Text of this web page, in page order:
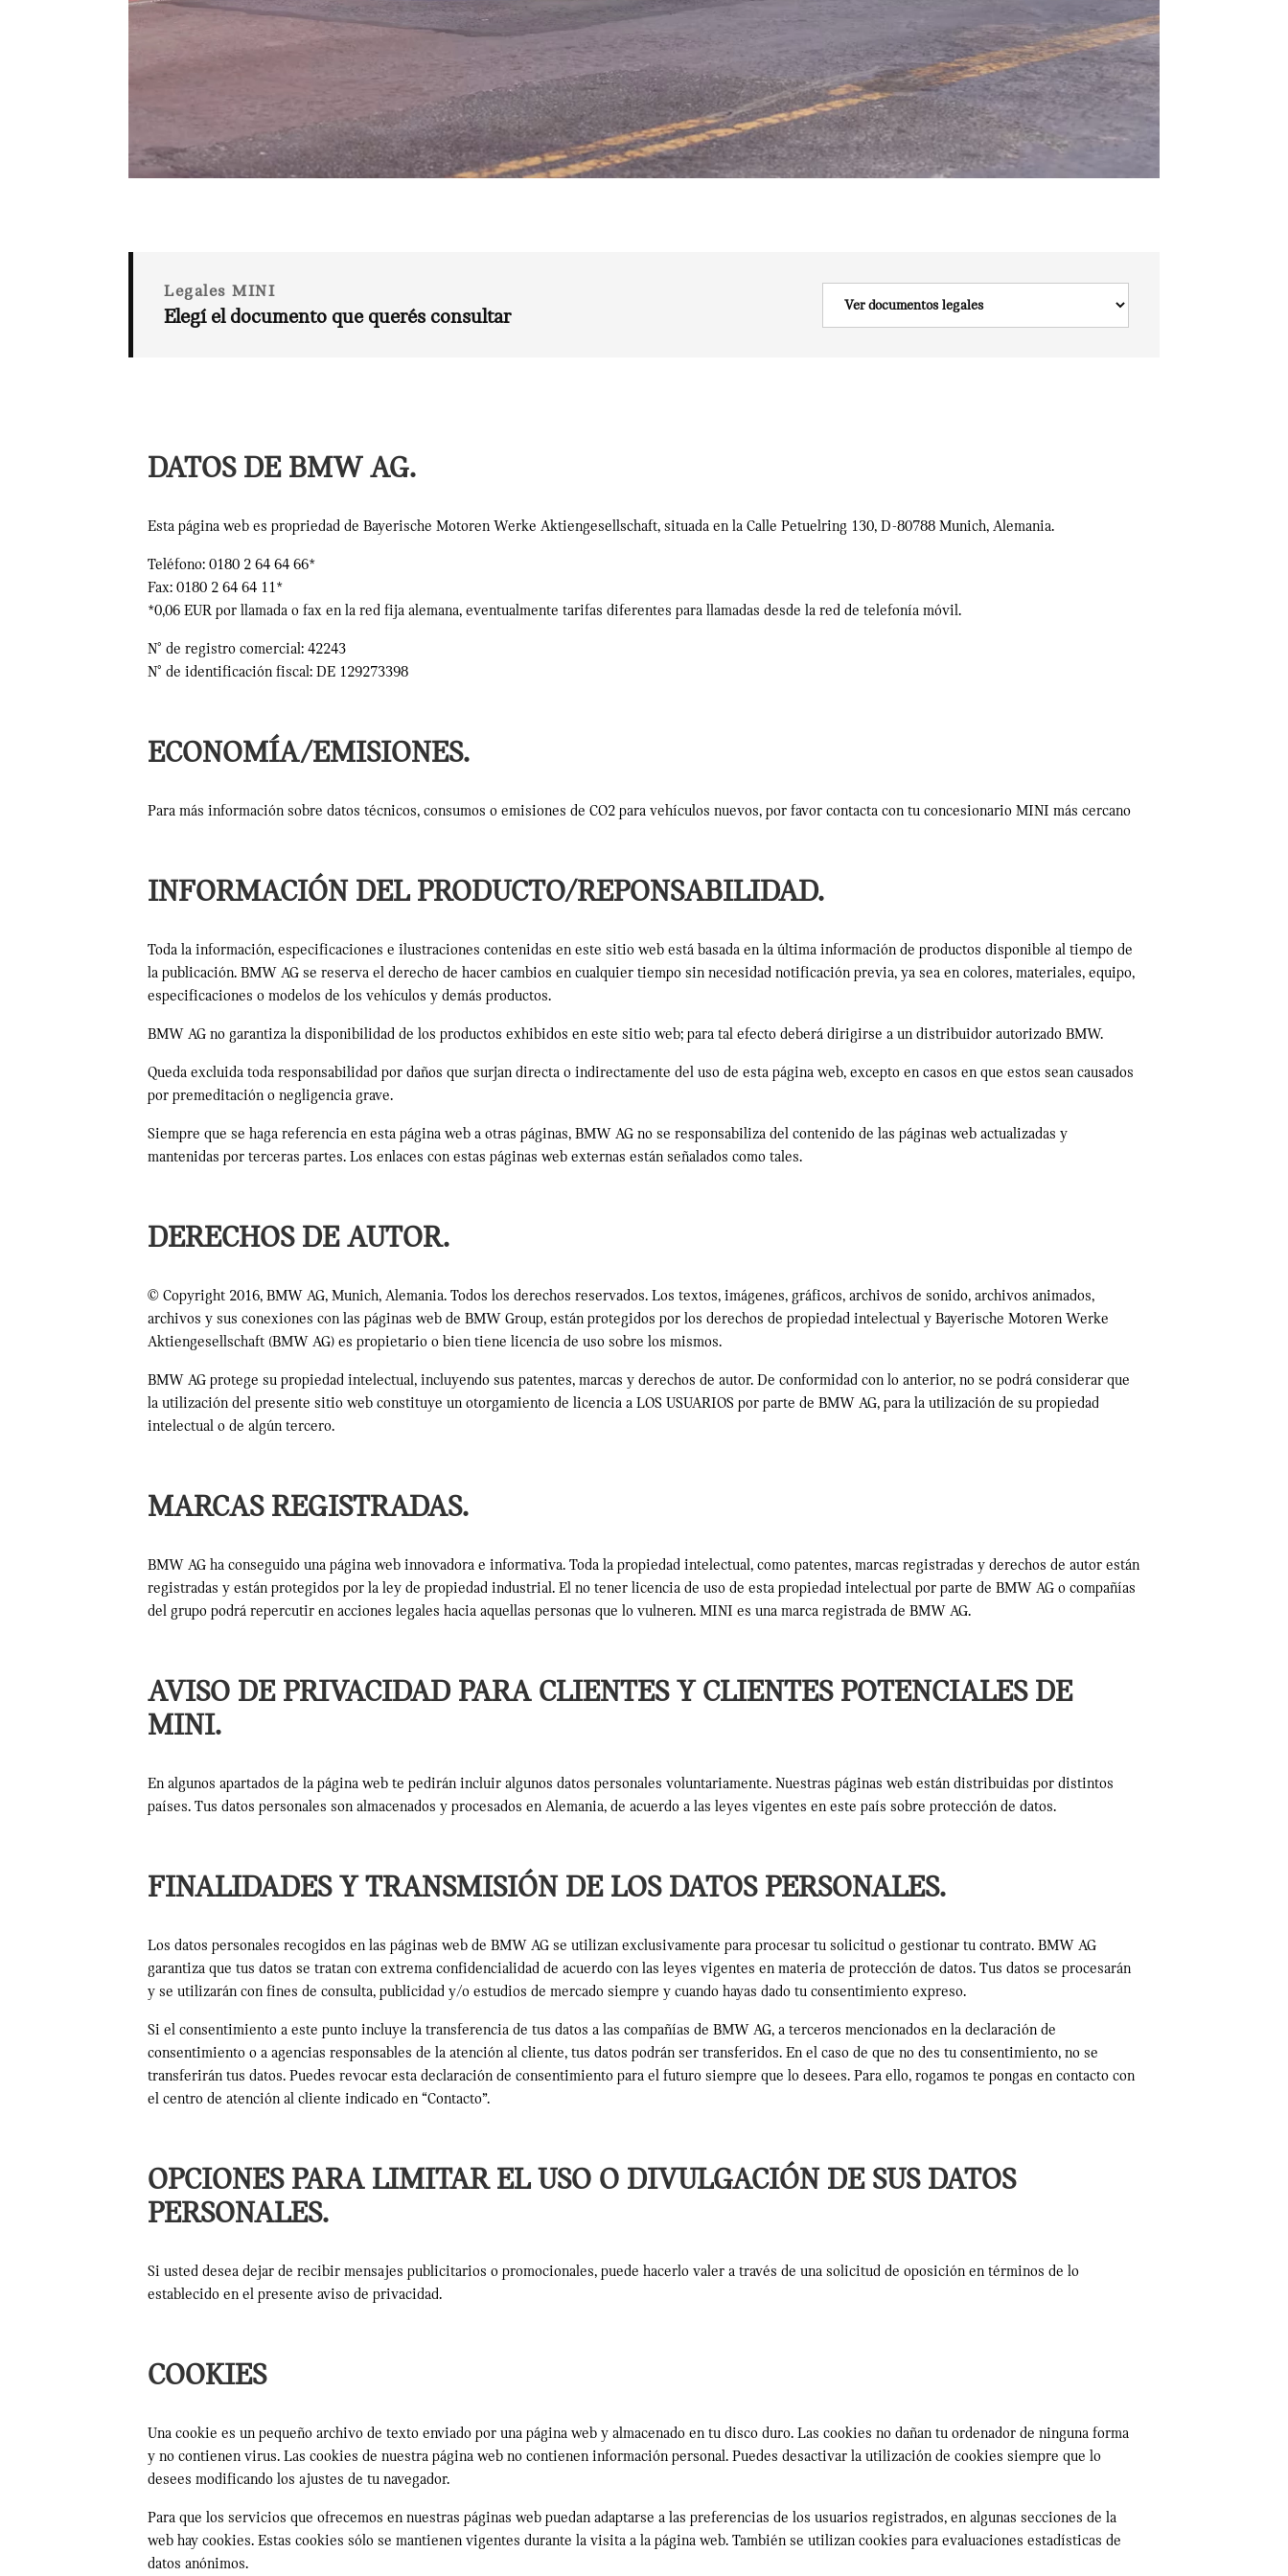
Legales MINI
Elegí el documento que querés consultar
DATOS DE BMW AG.
Esta página web es propriedad de Bayerische Motoren Werke Aktiengesellschaft, situada en la Calle Petuelring 130, D-80788 Munich, Alemania.
Teléfono: 0180 2 64 64 66*
Fax: 0180 2 64 64 11*
*0,06 EUR por llamada o fax en la red fija alemana, eventualmente tarifas diferentes para llamadas desde la red de telefonía móvil.
N° de registro comercial: 42243
N° de identificación fiscal: DE 129273398
ECONOMÍA/EMISIONES.
Para más información sobre datos técnicos, consumos o emisiones de CO2 para vehículos nuevos, por favor contacta con tu concesionario MINI más cercano
INFORMACIÓN DEL PRODUCTO/REPONSABILIDAD.
Toda la información, especificaciones e ilustraciones contenidas en este sitio web está basada en la última información de productos disponible al tiempo de
la publicación. BMW AG se reserva el derecho de hacer cambios en cualquier tiempo sin necesidad notificación previa, ya sea en colores, materiales, equipo,
especificaciones o modelos de los vehículos y demás productos.
BMW AG no garantiza la disponibilidad de los productos exhibidos en este sitio web; para tal efecto deberá dirigirse a un distribuidor autorizado BMW.
Queda excluida toda responsabilidad por daños que surjan directa o indirectamente del uso de esta página web, excepto en casos en que estos sean causados
por premeditación o negligencia grave.
Siempre que se haga referencia en esta página web a otras páginas, BMW AG no se responsabiliza del contenido de las páginas web actualizadas y
mantenidas por terceras partes. Los enlaces con estas páginas web externas están señalados como tales.
DERECHOS DE AUTOR.
© Copyright 2016, BMW AG, Munich, Alemania. Todos los derechos reservados. Los textos, imágenes, gráficos, archivos de sonido, archivos animados,
archivos y sus conexiones con las páginas web de BMW Group, están protegidos por los derechos de propiedad intelectual y Bayerische Motoren Werke
Aktiengesellschaft (BMW AG) es propietario o bien tiene licencia de uso sobre los mismos.
BMW AG protege su propiedad intelectual, incluyendo sus patentes, marcas y derechos de autor. De conformidad con lo anterior, no se podrá considerar que
la utilización del presente sitio web constituye un otorgamiento de licencia a LOS USUARIOS por parte de BMW AG, para la utilización de su propiedad
intelectual o de algún tercero.
MARCAS REGISTRADAS.
BMW AG ha conseguido una página web innovadora e informativa. Toda la propiedad intelectual, como patentes, marcas registradas y derechos de autor están
registradas y están protegidos por la ley de propiedad industrial. El no tener licencia de uso de esta propiedad intelectual por parte de BMW AG o compañías
del grupo podrá repercutir en acciones legales hacia aquellas personas que lo vulneren. MINI es una marca registrada de BMW AG.
AVISO DE PRIVACIDAD PARA CLIENTES Y CLIENTES POTENCIALES DE
MINI.
En algunos apartados de la página web te pedirán incluir algunos datos personales voluntariamente. Nuestras páginas web están distribuidas por distintos
países. Tus datos personales son almacenados y procesados en Alemania, de acuerdo a las leyes vigentes en este país sobre protección de datos.
FINALIDADES Y TRANSMISIÓN DE LOS DATOS PERSONALES.
Los datos personales recogidos en las páginas web de BMW AG se utilizan exclusivamente para procesar tu solicitud o gestionar tu contrato. BMW AG
garantiza que tus datos se tratan con extrema confidencialidad de acuerdo con las leyes vigentes en materia de protección de datos. Tus datos se procesarán
y se utilizarán con fines de consulta, publicidad y/o estudios de mercado siempre y cuando hayas dado tu consentimiento expreso.
Si el consentimiento a este punto incluye la transferencia de tus datos a las compañías de BMW AG, a terceros mencionados en la declaración de
consentimiento o a agencias responsables de la atención al cliente, tus datos podrán ser transferidos. En el caso de que no des tu consentimiento, no se
transferirán tus datos. Puedes revocar esta declaración de consentimiento para el futuro siempre que lo desees. Para ello, rogamos te pongas en contacto con
el centro de atención al cliente indicado en “Contacto”.
OPCIONES PARA LIMITAR EL USO O DIVULGACIÓN DE SUS DATOS
PERSONALES.
Si usted desea dejar de recibir mensajes publicitarios o promocionales, puede hacerlo valer a través de una solicitud de oposición en términos de lo
establecido en el presente aviso de privacidad.
COOKIES
Una cookie es un pequeño archivo de texto enviado por una página web y almacenado en tu disco duro. Las cookies no dañan tu ordenador de ninguna forma
y no contienen virus. Las cookies de nuestra página web no contienen información personal. Puedes desactivar la utilización de cookies siempre que lo
desees modificando los ajustes de tu navegador.
Para que los servicios que ofrecemos en nuestras páginas web puedan adaptarse a las preferencias de los usuarios registrados, en algunas secciones de la
web hay cookies. Estas cookies sólo se mantienen vigentes durante la visita a la página web. También se utilizan cookies para evaluaciones estadísticas de
datos anónimos.